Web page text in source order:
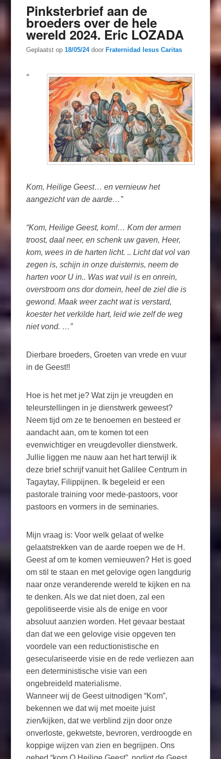
Pinksterbrief aan de
broeders over de hele
wereld 2024. Eric LOZADA
Geplaatst op18/05/24 door Fraternidad Iesus Caritas
“
Kom, Heilige Geest… en vernieuw het
aangezicht van de aarde…”
“Kom, Heilige Geest, kom!… Kom der armen
troost, daal neer, en schenk uw gaven, Heer,
kom, wees in de harten licht. .. Licht dat vol van
zegen is, schijn in onze duisternis, neem de
harten voor U in.. Was wat vuil is en onrein,
overstroom ons dor domein, heel de ziel die is
gewond. Maak weer zacht wat is verstard,
koester het verkilde hart, leid wie zelf de weg
niet vond. …”
Dierbare broeders, Groeten van vrede en vuur
in de Geest!!
Hoe is het met je? Wat zijn je vreugden en
teleurstellingen in je dienstwerk geweest?
Neem tijd om ze te benoemen en besteed er
aandacht aan, om te komen tot een
evenwichtiger en vreugdevoller dienstwerk.
Jullie liggen me nauw aan het hart terwijl ik
deze brief schrijf vanuit het Galilee Centrum in
Tagaytay, Filippijnen. Ik begeleid er een
pastorale training voor mede-pastoors, voor
pastoors en vormers in de seminaries.
Mijn vraag is: Voor welk gelaat of welke
gelaatstrekken van de aarde roepen we de H.
Geest af om te komen vernieuwen? Het is goed
om stil te staan en met gelovige ogen langdurig
naar onze veranderende wereld te kijken en na
te denken. Als we dat niet doen, zal een
gepolitiseerde visie als de enige en voor
absoluut aanzien worden. Het gevaar bestaat
dan dat we een gelovige visie opgeven ten
voordele van een reductionistische en
geseculariseerde visie en de rede verliezen aan
een deterministische visie van een
ongebreideld materialisme.
Wanneer wij de Geest uitnodigen “Kom”,
bekennen we dat wij met moeite juist
zien/kijken, dat we verblind zijn door onze
onverloste, gekwetste, bevroren, verdroogde en
koppige wijzen van zien en begrijpen. Ons